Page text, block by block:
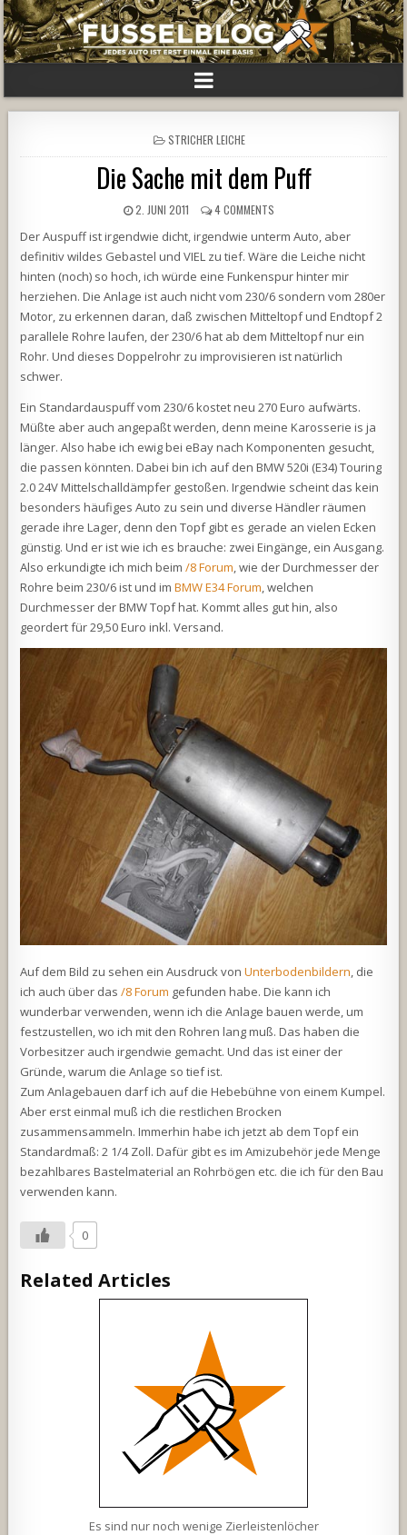
POSTED
IN
STRICHER LEICHE
Die Sache mit dem Puff
2. JUNI 2011 4 COMMENTS
Der Auspuff ist irgendwie dicht, irgendwie unterm Auto, aber
definitiv wildes Gebastel und VIEL zu tief. Wäre die Leiche nicht
hinten (noch) so hoch, ich würde eine Funkenspur hinter mir
herziehen. Die Anlage ist auch nicht vom 230/6 sondern vom 280er
Motor, zu erkennen daran, daß zwischen Mitteltopf und Endtopf 2
parallele Rohre laufen, der 230/6 hat ab dem Mitteltopf nur ein
Rohr. Und dieses Doppelrohr zu improvisieren ist natürlich
schwer.
Ein Standardauspuff vom 230/6 kostet neu 270 Euro aufwärts.
Müßte aber auch angepaßt werden, denn meine Karosserie is ja
länger. Also habe ich ewig bei eBay nach Komponenten gesucht,
die passen könnten. Dabei bin ich auf den BMW 520i (E34) Touring
2.0 24V Mittelschalldämpfer gestoßen. Irgendwie scheint das kein
besonders häufiges Auto zu sein und diverse Händler räumen
gerade ihre Lager, denn den Topf gibt es gerade an vielen Ecken
günstig. Und er ist wie ich es brauche: zwei Eingänge, ein Ausgang.
Also erkundigte ich mich beim/8 Forum, wie der Durchmesser der
Rohre beim 230/6 ist und imBMW E34 Forum, welchen
Durchmesser der BMW Topf hat. Kommt alles gut hin, also
geordert für 29,50 Euro inkl. Versand.
Auf dem Bild zu sehen ein Ausdruck vonUnterbodenbildern , die
ich auch über das/8 Forum gefunden habe. Die kann ich
wunderbar verwenden, wenn ich die Anlage bauen werde, um
festzustellen, wo ich mit den Rohren lang muß. Das haben die
Vorbesitzer auch irgendwie gemacht. Und das ist einer der
Gründe, warum die Anlage so tief ist.
Zum Anlagebauen darf ich auf die Hebebühne von einem Kumpel.
Aber erst einmal muß ich die restlichen Brocken
zusammensammeln. Immerhin habe ich jetzt ab dem Topf ein
Standardmaß: 2 1/4 Zoll. Dafür gibt es im Amizubehör jede Menge
bezahlbares Bastelmaterial an Rohrbögen etc. die ich für den Bau
verwenden kann.
0
Related Articles
Es sind nur noch wenige Zierleistenlöcher